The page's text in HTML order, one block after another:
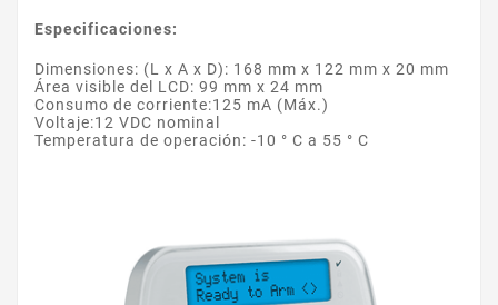
Especificaciones:
Dimensiones: (L x A x D): 168 mm x 122 mm x 20 mm
Área visible del LCD: 99 mm x 24 mm
Consumo de corriente:125 mA (Máx.)
Voltaje:12 VDC nominal
Temperatura de operación: -10 ° C a 55 ° C